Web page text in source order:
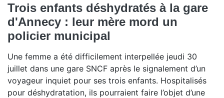
Trois enfants déshydratés à la gare
d'Annecy : leur mère mord un
policier municipal
Une femme a été difficilement interpellée jeudi 30
juillet dans une gare SNCF après le signalement d’un
voyageur inquiet pour ses trois enfants. Hospitalisés
pour déshydratation, ils pourraient faire l’objet d’une